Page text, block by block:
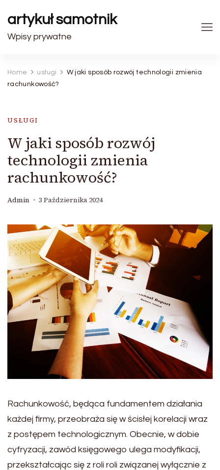
artykuł samotnik
Wpisy prywatne
Home usługi
W jaki sposób rozwój technologii zmienia
rachunkowość?
USŁUGI
W jaki sposób rozwój
technologii zmienia
rachunkowość?
Admin 3 Października 2024
Rachunkowość, będąca fundamentem działania
każdej firmy, przeobraża się w ścisłej korelacji wraz
z postępem technologicznym. Obecnie, w dobie
cyfryzacji, zawód księgowego ulega modyfikacji,
przekształcając się z roli roli związanej wyłącznie z